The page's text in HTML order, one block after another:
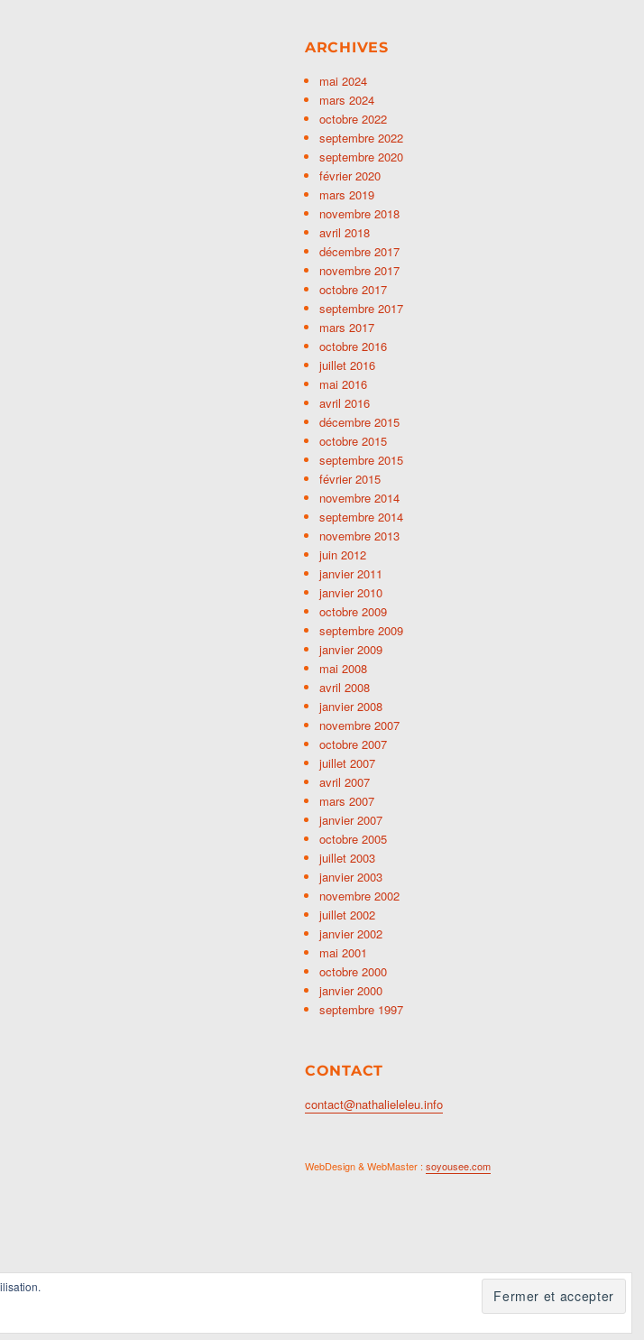
ARCHIVES
mai 2024
mars 2024
octobre 2022
septembre 2022
septembre 2020
février 2020
mars 2019
novembre 2018
avril 2018
décembre 2017
novembre 2017
octobre 2017
septembre 2017
mars 2017
octobre 2016
juillet 2016
mai 2016
avril 2016
décembre 2015
octobre 2015
septembre 2015
février 2015
novembre 2014
septembre 2014
novembre 2013
juin 2012
janvier 2011
janvier 2010
octobre 2009
septembre 2009
janvier 2009
mai 2008
avril 2008
janvier 2008
novembre 2007
octobre 2007
juillet 2007
avril 2007
mars 2007
janvier 2007
octobre 2005
juillet 2003
janvier 2003
novembre 2002
juillet 2002
janvier 2002
mai 2001
octobre 2000
janvier 2000
septembre 1997
CONTACT
contact@nathalieleleu.info
WebDesign & WebMaster : soyousee.com